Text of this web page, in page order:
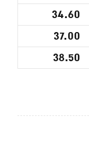
34.60
37.00
38.50